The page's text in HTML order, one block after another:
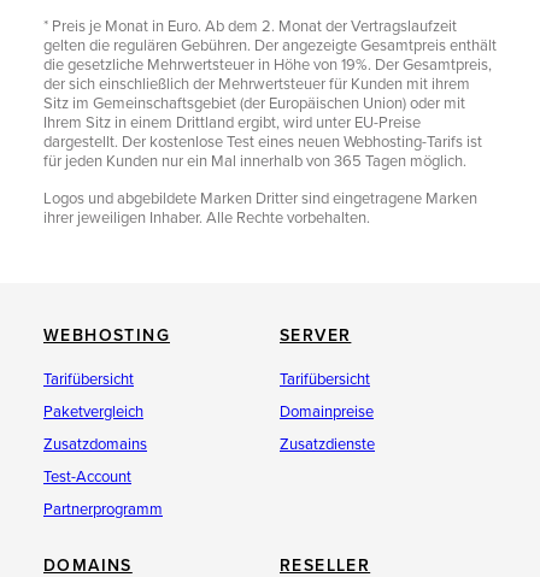
* Preis je Monat in Euro. Ab dem 2. Monat der Vertragslaufzeit
gelten die regulären Gebühren. Der angezeigte Gesamtpreis enthält
die gesetzliche Mehrwertsteuer in Höhe von 19%. Der Gesamtpreis,
der sich einschließlich der Mehrwertsteuer für Kunden mit ihrem
Sitz im Gemeinschaftsgebiet (der Europäischen Union) oder mit
Ihrem Sitz in einem Drittland ergibt, wird unter EU-Preise
dargestellt. Der kostenlose Test eines neuen Webhosting-Tarifs ist
für jeden Kunden nur ein Mal innerhalb von 365 Tagen möglich.
Logos und abgebildete Marken Dritter sind eingetragene Marken
ihrer jeweiligen Inhaber. Alle Rechte vorbehalten.
WEBHOSTING
Tarifübersicht
Paketvergleich
Zusatzdomains
Test-Account
Partnerprogramm
SERVER
Tarifübersicht
Domainpreise
Zusatzdienste
DOMAINS RESELLER